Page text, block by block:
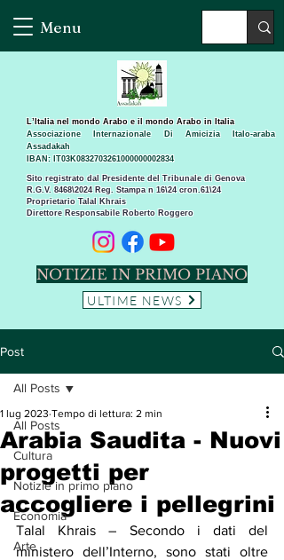
Menu
Sito registrato dal Presidente del Tribunale di Genova
R.G.V. 8468\2024 Reg. Stampa n 16\24 cron.61\24 ​
Proprietario Talal Khrais
Direttore Responsabile Roberto Roggero
L’Italia nel mondo Arabo e il mondo Arabo in Italia
Associazione Internazionale Di Amicizia Italo-araba
Assadakah
IBAN: IT03K0832703261000000002834
NOTIZIE IN PRIMO PIANO
ULTIME NEWS
Post
All Posts
Cultura
Notizie in primo piano
Economia
Arte
All Posts
Arabia Saudita - Nuovi
progetti per
accogliere i pellegrini
1 lug 2023 Tempo di lettura: 2 min
Talal Khrais – Secondo i dati del
ministero dell’Interno, sono stati oltre